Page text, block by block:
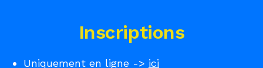
Inscriptions
Uniquement en ligne -> ici